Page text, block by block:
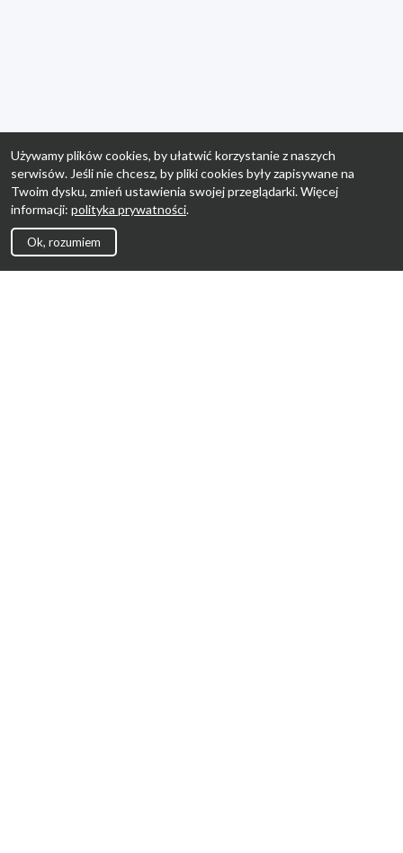
Używamy plików cookies, by ułatwić korzystanie z naszych
serwisów. Jeśli nie chcesz, by pliki cookies były zapisywane na
Twoim dysku, zmień ustawienia swojej przeglądarki. Więcej
informacji: polityka prywatności.
Ok, rozumiem